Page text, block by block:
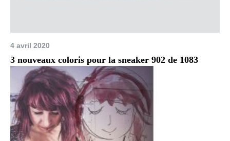
4 avril 2020
3 nouveaux coloris pour la sneaker 902 de 1083